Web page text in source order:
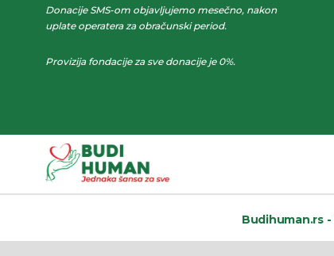
Donacije SMS-om objavljujemo mesečno, nakon
uplate operatera za obračunski period.
Provizija fondacije za sve donacije je 0%.
Budihuman.rs -